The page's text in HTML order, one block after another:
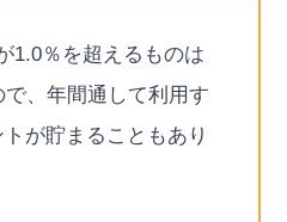
1.0％を超えるものは
、年間通して利用す
が貯まることもあり